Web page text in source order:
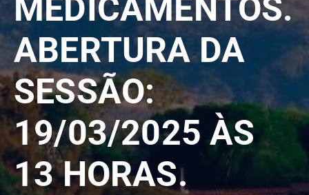
MEDICAMENTOS.
ABERTURA DA
SESSÃO:
19/03/2025 ÀS
13 HORAS.